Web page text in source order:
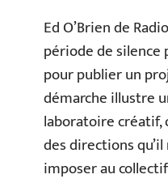
Ed O’Brien de
période de silence
pour publier un
démarche illustre
laboratoire créatif,
des directions
imposer au